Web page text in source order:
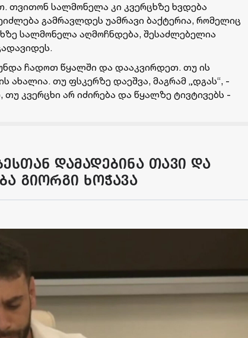
თვითონ სალმონელა კი კვერცხზე ხვდება
გამრავლდეს უამრავი ბაქტერია, რომელიც
სალმონელა აღმოჩნდება, შესაძლებელია
ჩადოთ წყალში და დააკვირდეთ. თუ ის
ახალია. თუ ფსკერზე დაეშვა, მაგრამ „დგას“, -
თუ კვერცხი არ იძირება და წყალზე ტივტივებს -
დამადებინა თავი და
გიორგი ხოჭავა